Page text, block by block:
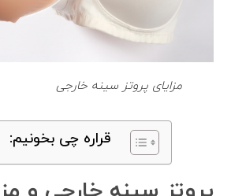
مزایای پروتز سینه خارجی
قراره چی بخونیم: